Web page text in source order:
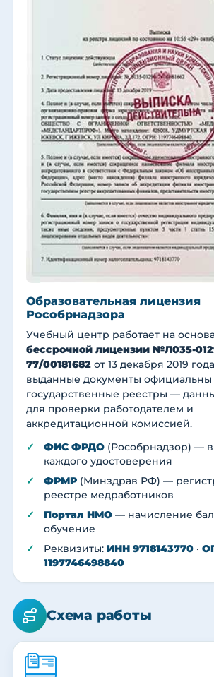
Образовательная лицензия
Рособрнадзора
Учебный центр работает на
бессрочной лицензии №Л035-
77/00181682 от 13 декабря 2019
выданные документы официальны
государственные реестры —
для проверки работодателем и
аккредитационной комиссией.
ФИС ФРДО (Рособрнадзор) —
каждого удостоверения
ФРМР (Минздрав РФ) —
реестре медработников
Портал НМО — начисление
обучение
Реквизиты: ИНН 9718143770 ·
1197746498840
Схема работы